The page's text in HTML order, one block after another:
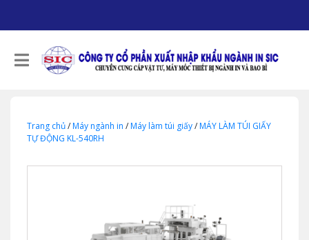
Trang chủ/Máy ngành in /Máy làm túi giấy/MÁY LÀM TÚI GIẤY
TỰ ĐỘNG KL-540RH